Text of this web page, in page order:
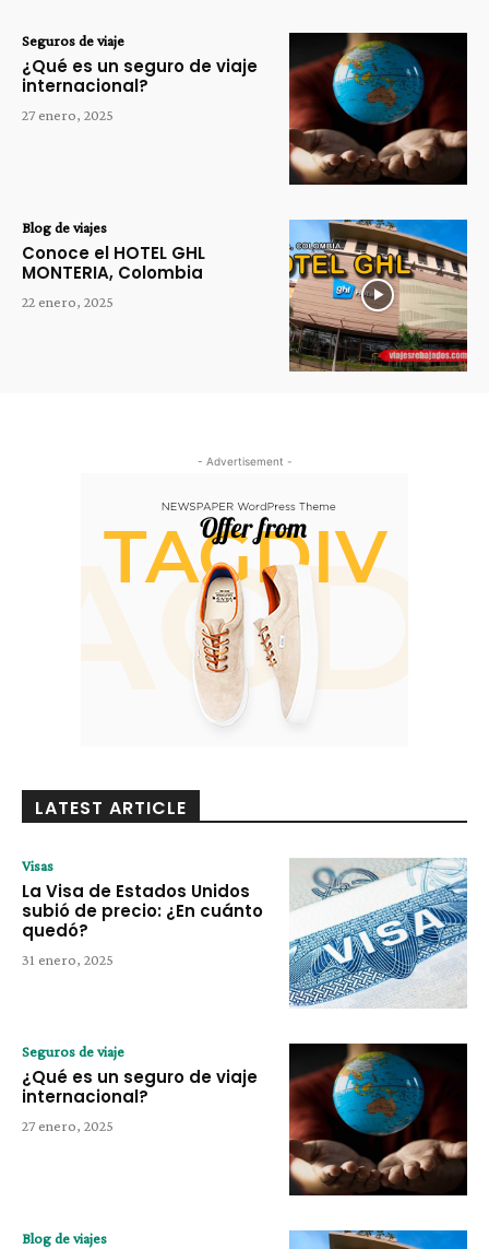
Seguros de viaje
¿Qué es un seguro de viaje
internacional?
27 enero, 2025
Blog de viajes
Conoce el HOTEL GHL
MONTERIA, Colombia
22 enero, 2025
- Advertisement -
LATEST ARTICLE
Visas
La Visa de Estados Unidos
subió de precio: ¿En cuánto
quedó?
31 enero, 2025
Seguros de viaje
¿Qué es un seguro de viaje
internacional?
27 enero, 2025
Blog de viajes